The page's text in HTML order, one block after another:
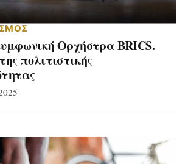
Ορχήστρα BRICS.
πολιτιστικής